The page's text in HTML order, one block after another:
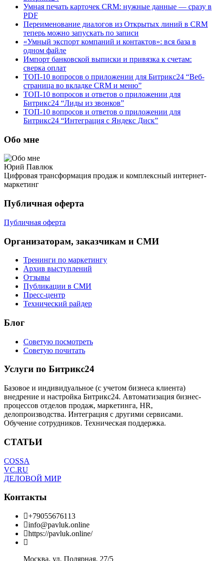
Умная печать карточек CRM: нужные данные — сразу в
PDF
Переименование диалогов из Открытых линий в CRM
теперь можно запускать по записи
«Умный экспорт компаний и контактов»: вся база в
одном файле
Импорт банковской выписки и привязка к счетам:
сверка оплат
ТОП-10 вопросов о приложении для Битрикс24 “Веб-
страница во вкладке CRM и меню”
ТОП-10 вопросов и ответов о приложении для
Битрикс24 “Лиды из звонков”
ТОП-10 вопросов и ответов о приложении для
Битрикс24 “Интеграция с Яндекс Диск”
Обо мне
Юрий Павлюк
Цифровая трансформация продаж и комплексный интернет-
маркетинг
Публичная оферта
Публичная оферта
Организаторам, заказчикам и СМИ
Тренинги по маркетингу
Архив выступлений
Отзывы
Публикации в СМИ
Пресс-центр
Технический райдер
Блог
Советую посмотреть
Советую почитать
Услуги по Битрикс24
Базовое и индивидуальное (с учетом бизнеса клиента)
внедрение и настройка Битрикс24. Автоматизация бизнес-
процессов отделов продаж, маркетинга, HR,
делопроизводства. Интеграция с другими сервисами.
Обучение сотрудников. Техническая поддержка.
СТАТЬИ
COSSA
VC.RU
ДЕЛОВОЙ МИР
Контакты
+79055676113
info@pavluk.online
https://pavluk.online/
Москва, ул. Полярная, 27/5